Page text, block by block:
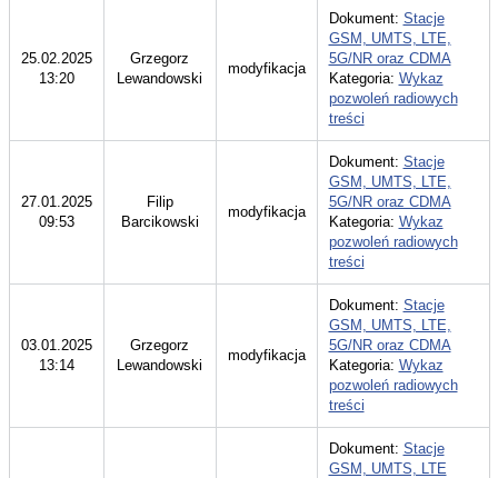
25.02.2025
13:20
Grzegorz
Lewandowski
modyfikacja
Dokument: Stacje
GSM, UMTS, LTE,
5G/NR oraz CDMA
Kategoria: Wykaz
pozwoleń radiowych
treści
27.01.2025
09:53
Filip
Barcikowski
modyfikacja
Dokument: Stacje
GSM, UMTS, LTE,
5G/NR oraz CDMA
Kategoria: Wykaz
pozwoleń radiowych
treści
03.01.2025
13:14
Grzegorz
Lewandowski
modyfikacja
Dokument: Stacje
GSM, UMTS, LTE,
5G/NR oraz CDMA
Kategoria: Wykaz
pozwoleń radiowych
treści
Dokument: Stacje
GSM, UMTS, LTE